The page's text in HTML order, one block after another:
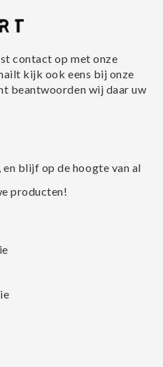
contact op met onze
kijk ook eens bij onze
beantwoorden wij daar uw
en blijf op de hoogte van al
producten!